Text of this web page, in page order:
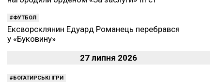
ФУТБОЛ
Ексворсклянин Едуард Романець перебрався
у «Буковину»
27 липня 2026
БОГАТИРСЬКІ ІГРИ